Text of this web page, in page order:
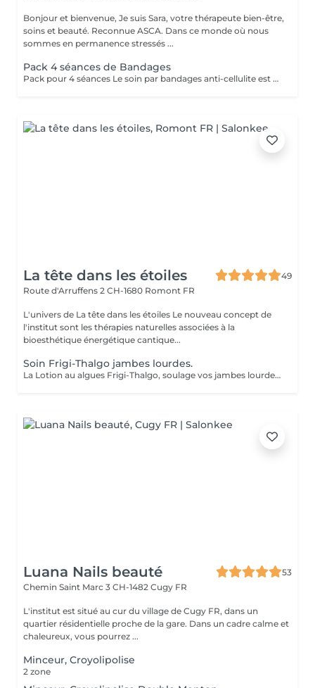
Bonjour et bienvenue, Je suis Sara, votre thérapeute bien-être,
soins et beauté. Reconnue ASCA. Dans ce monde où nous
sommes en permanence stressés ...
Pack 4 séances de Bandages
Pack pour 4 séances Le soin par bandages anti-cellulite est un traitement qui consiste à envelopper les jambes avec des bandes imprégnées d'actifs naturels, comme la caféine, la centella asiatica et des extraits de plantes. Ces actifs pénètrent dans la peau pendant environ 30 minutes afin de stimuler la circulation, favoriser le drainage des liquides, réduire la sensation de jambes lourdes et améliorer l'aspect de la cellulite. Après le retrait des bandages, un léger massage est réalisé pour faire pénétrer le reste des actifs. Dès la première séance, les jambes paraissent plus légères, la peau est plus lisse et plus tonique. Pour des résultats durables, plusieurs séances sont recommandées, accompagnées d'une bonne hydratation
La tête dans les étoiles
49
Route d'Arruffens 2 CH-1680 Romont FR
L'univers de La tête dans les étoiles Le nouveau concept de
l'institut sont les thérapies naturelles associées à la
bioesthétique énergétique cantique...
Soin Frigi-Thalgo jambes lourdes.
La Lotion au algues Frigi-Thalgo, soulage vos jambes lourdes et douloureuses en vous laissant une sensation de légèreter et de fraîcheur qui se prolonge des heures après la séance. Appliquer avec des bandes ou des bas, c'est un traitement qui diminue les dèmes, relance la circulation stagnante, affine, amincit et rafraîchit. Un combo gagnant pour l'été pour plus de bien-être. Ne convient pas au femmes enceintes ou allaitantes ni au personnes souffrant de problèmes vasculaires. Pour une cure de 10 séances prix préférentiel de ( 450.-) + 1 séances offerte.
Luana Nails beauté
53
Chemin Saint Marc 3 CH-1482 Cugy FR
L'institut est situé au cur du village de Cugy FR, dans un
quartier résidentielle proche de la gare. Dans un cadre calme et
chaleureux, vous pourrez ...
Minceur, Croyolipolise
2 zone